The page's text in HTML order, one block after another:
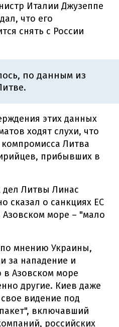
Италии Джузеппе
что его
снять с России
по данным из
этих данных
ходят слухи, что
Литва
прибывших в
Литвы Линас
сказал о санкциях ЕС
Азовском море – "мало
по мнению Украины,
за нападение и
Азовском море
другие. Киев даже
видение под
включавший
российских